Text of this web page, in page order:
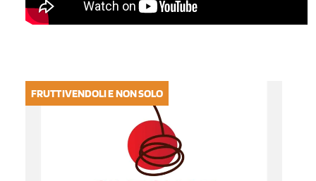
FRUTTIVENDOLI E NON SOLO